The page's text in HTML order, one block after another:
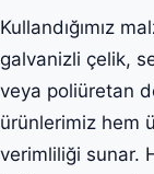
Kullandığımız
galvanizli çelik,
veya poliüretan
ürünlerimiz hem
verimliliği sunar.